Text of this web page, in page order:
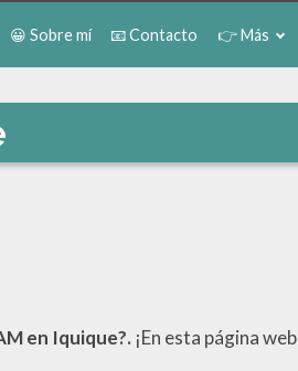
😀 Sobre mí 📧 Contacto 👉 Más
en Iquique?. ¡En esta página web